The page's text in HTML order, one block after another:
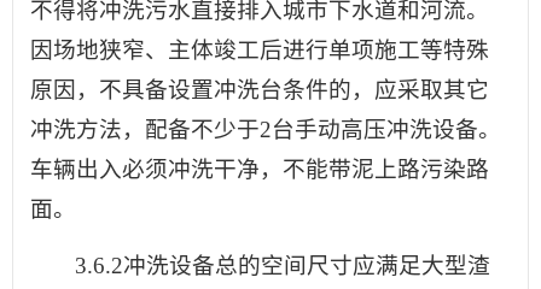
不得将冲洗污水直接排入城市下水道和河流。
因场地狭窄、主体竣工后进行单项施工等特殊
原因，不具备设置冲洗台条件的，应采取其它
冲洗方法，配备不少于2台手动高压冲洗设备。
车辆出入必须冲洗干净，不能带泥上路污染路
面。
3.6.2冲洗设备总的空间尺寸应满足大型渣